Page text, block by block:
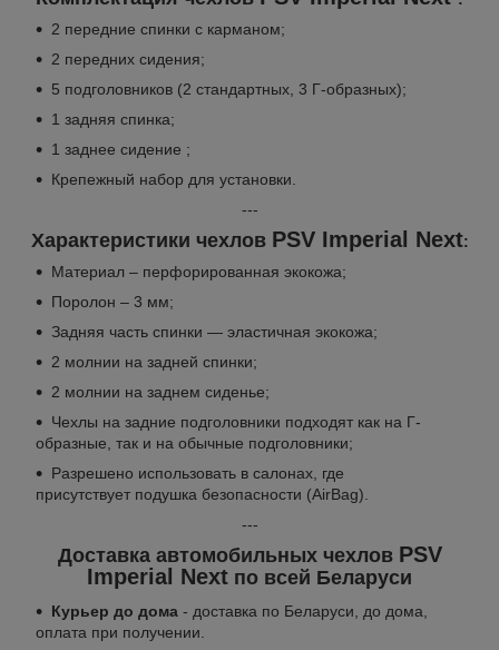
2 передние спинки с карманом;
2 передних сидения;
5 подголовников (2 стандартных, 3 Г-образных);
1 задняя спинка;
1 заднее сидение ;
Крепежный набор для установки.
---
Характеристики чехлов PSV Imperial Next:
Материал – перфорированная экокожа;
Поролон – 3 мм;
Задняя часть спинки — эластичная экокожа;
2 молнии на задней спинки;
2 молнии на заднем сиденье;
Чехлы на задние подголовники подходят как на Г-
образные, так и на обычные подголовники;
Разрешено использовать в салонах, где
присутствует подушка безопасности (AirBag).
---
Доставка автомобильных чехлов PSV
Imperial Next по всей Беларуси
Курьер до дома - доставка по Беларуси, до дома,
оплата при получении.